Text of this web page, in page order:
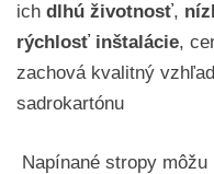
ich dlhú životnosť,
rýchlosť inštalácie,
zachová kvalitný
sadrokartónu
Napínané stropy